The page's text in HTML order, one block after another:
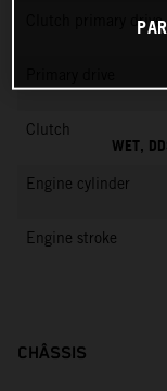
Clutch primary
Clutch
WET,
Engine cylinder
Engine stroke
CHÂSSIS